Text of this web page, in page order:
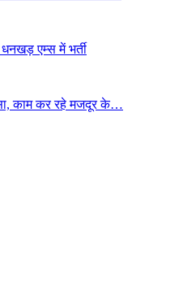
धनखड़ एम्स में भर्ती
काम कर रहे मजदूर के…